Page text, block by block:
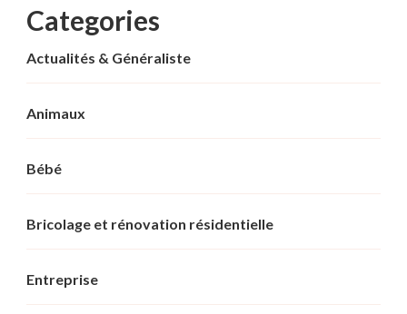
Categories
Actualités & Généraliste
Animaux
Bébé
Bricolage et rénovation résidentielle
Entreprise